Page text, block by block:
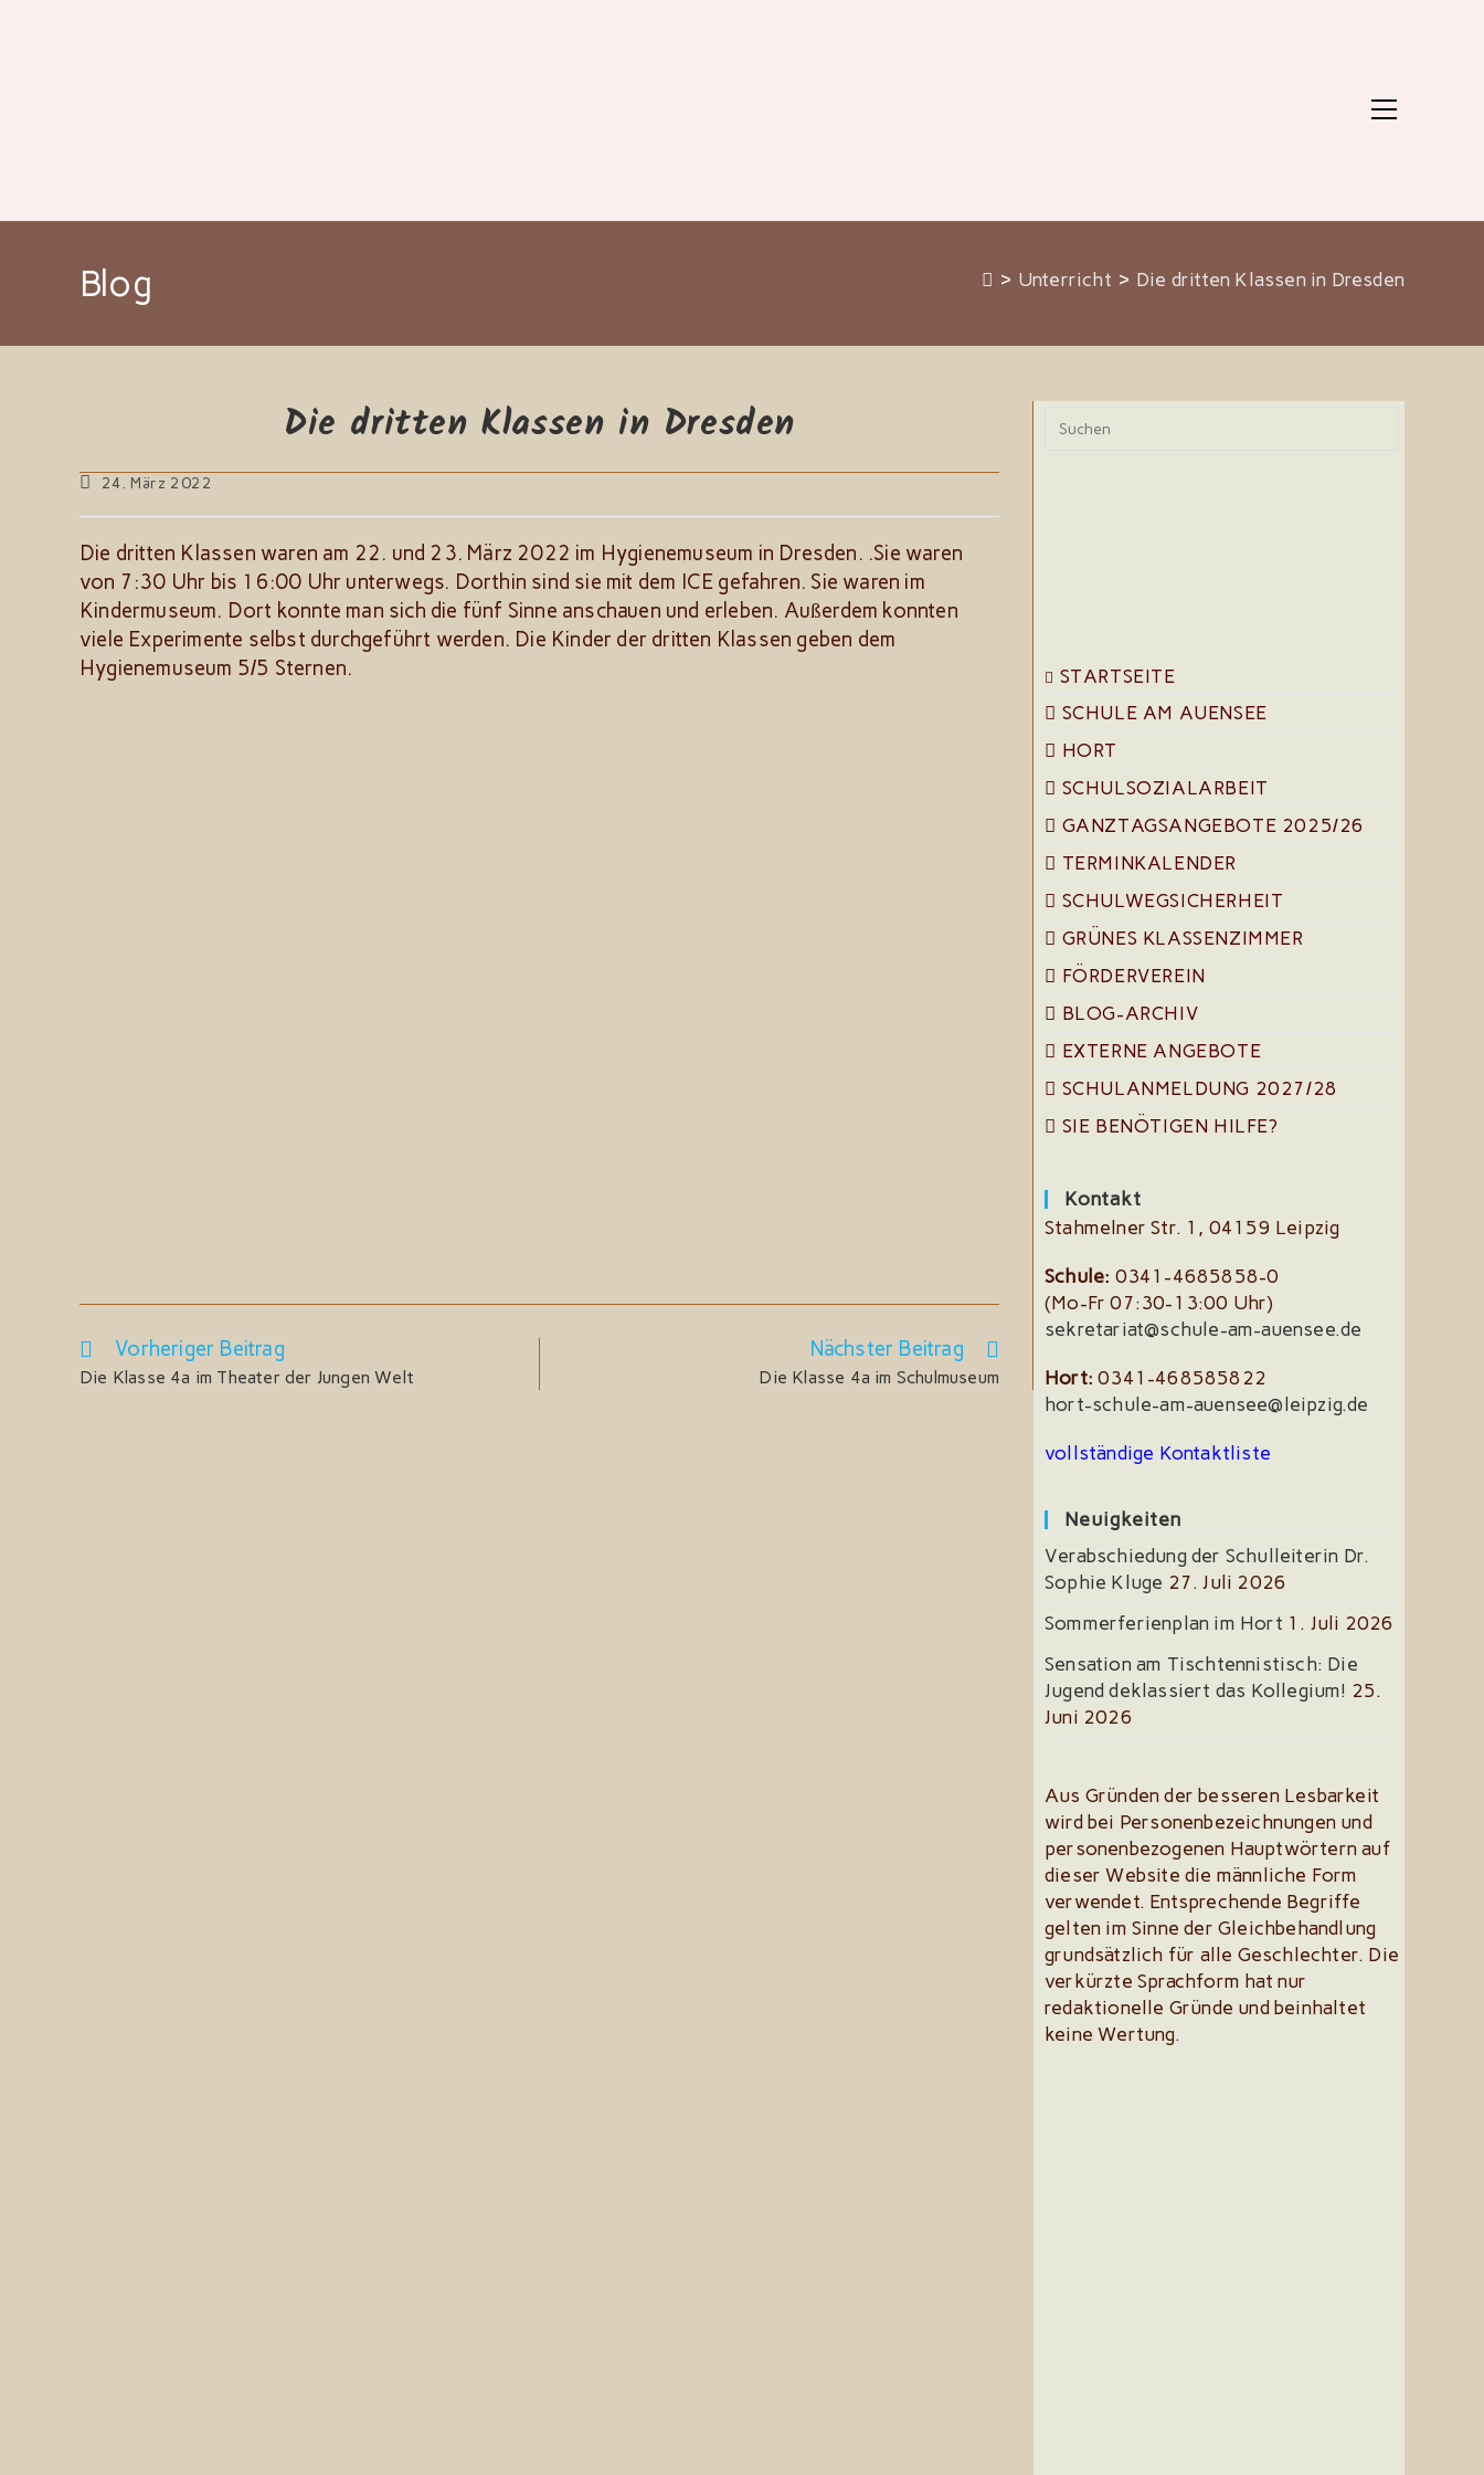
Hauptmenü
Blog > Unterricht > Die dritten Klassen in Dresden
Die dritten Klassen in Dresden
Beitrag
am:
24. März 2022
Die dritten Klassen waren am 22. und 23. März 2022 im Hygienemuseum in Dresden. .Sie waren
von 7:30 Uhr bis 16:00 Uhr unterwegs. Dorthin sind sie mit dem ICE gefahren. Sie waren im
Kindermuseum. Dort konnte man sich die fünf Sinne anschauen und erleben. Außerdem konnten
viele Experimente selbst durchgeführt werden. Die Kinder der dritten Klassen geben dem
Hygienemuseum 5/5 Sternen.
Weitere
Artikel
ansehen
Vorheriger Beitrag
Die Klasse 4a im Theater der Jungen Welt
Nächster Beitrag
Die Klasse 4a im Schulmuseum
STARTSEITE
SCHULE AM AUENSEE
HORT
SCHULSOZIALARBEIT
GANZTAGSANGEBOTE 2025/26
TERMINKALENDER
SCHULWEGSICHERHEIT
GRÜNES KLASSENZIMMER
FÖRDERVEREIN
BLOG-ARCHIV
EXTERNE ANGEBOTE
SCHULANMELDUNG 2027/28
SIE BENÖTIGEN HILFE?
Kontakt
Stahmelner Str. 1, 04159 Leipzig
Schule: 0341-4685858-0
(Mo-Fr 07:30-13:00 Uhr)
sekretariat@schule-am-auensee.de
Hort: 0341-468585822
hort-schule-am-auensee@leipzig.de
vollständige Kontaktliste
Neuigkeiten
Verabschiedung der Schulleiterin Dr.
Sophie Kluge 27. Juli 2026
Sommerferienplan im Hort 1. Juli 2026
Sensation am Tischtennistisch: Die
Jugend deklassiert das Kollegium! 25.
Juni 2026
Aus Gründen der besseren Lesbarkeit
wird bei Personenbezeichnungen und
personenbezogenen Hauptwörtern auf
dieser Website die männliche Form
verwendet. Entsprechende Begriffe
gelten im Sinne der Gleichbehandlung
grundsätzlich für alle Geschlechter. Die
verkürzte Sprachform hat nur
redaktionelle Gründe und beinhaltet
keine Wertung.